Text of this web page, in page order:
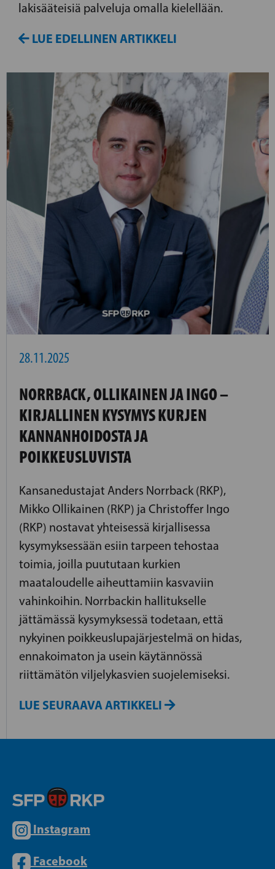
lakisääteisiä palveluja omalla kielellään.
LUE EDELLINEN ARTIKKELI
28.11.2025
NORRBACK, OLLIKAINEN JA INGO –
KIRJALLINEN KYSYMYS KURJEN
KANNANHOIDOSTA JA
POIKKEUSLUVISTA
Kansanedustajat Anders Norrback (RKP),
Mikko Ollikainen (RKP) ja Christoffer Ingo
(RKP) nostavat yhteisessä kirjallisessa
kysymyksessään esiin tarpeen tehostaa
toimia, joilla puututaan kurkien
maataloudelle aiheuttamiin kasvaviin
vahinkoihin. Norrbackin hallitukselle
jättämässä kysymyksessä todetaan, että
nykyinen poikkeuslupajärjestelmä on hidas,
ennakoimaton ja usein käytännössä
riittämätön viljelykasvien suojelemiseksi.
LUE SEURAAVA ARTIKKELI
Instagram
Facebook